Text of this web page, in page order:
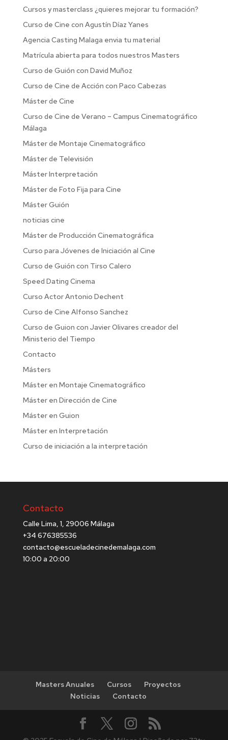
Cursos y masterclass ¿quieres mejorar tu formación?
Curso de Cine con Agustín Díaz Yanes
Agencia Casting Malaga envia tu material
Matrícula abierta para todos nuestros Masters
Curso de Guión con David Muñoz
Curso de Cine de Acción con Paco Cabezas
Máster de Cine
Curso de Cine de Verano – Campus Cinematográfico
Málaga
Máster de Montaje Cinematográfico
Máster de Televisión
Máster Interpretación
Máster de Foto Fija para Cine
Máster Guión
noticias cine
Máster de Producción Cinematográfica
Curso para Jóvenes de Iniciación al Cine
Curso de Guión con Tirso Calero
Speed Dating Cinema
Curso Actor Antonio Dechent
Curso de Cine Alfonso Sanchez
Curso de Guion con Javier Olivares creador del
Ministerio del Tiempo
Contacto
Másters
Máster en Montaje Cinematográfico
Máster en Dirección de Cine
Máster en Guion
Máster en Interpretación
Curso de iniciación a la interpretación
Contacto
Calle Lima, 1, 29006 Málaga
+34 676385536
contacto@escueladecinedemalaga.com
10:00 a 20:00
Masters Anuales Cursos
Proyectos
Noticias
Contacto